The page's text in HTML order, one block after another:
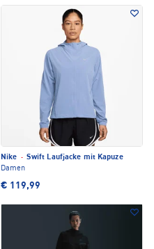
Nike · Swift Laufjacke mit Kapuze
Damen
€ 119,99